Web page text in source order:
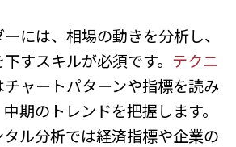
には、相場の動きを分析し、
すスキルが必須です。 テクニ
チャートパターンや指標を読み
期のトレンドを把握します。
タル分析では経済指標や企業の